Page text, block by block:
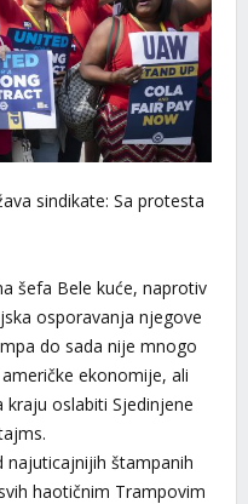
sindikate: Sa protesta
šefa Bele kuće, naprotiv
osporavanja njegove
do sada nije mnogo
ekonomije, ali
oslabiti Sjedinjene
najuticajnijih štampanih
haotičnim Trampovim